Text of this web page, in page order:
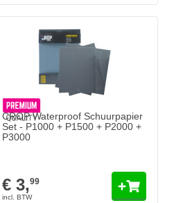
CROP Waterproof Schuurpapier
Set - P1000 + P1500 + P2000 +
P3000
€ 3,99